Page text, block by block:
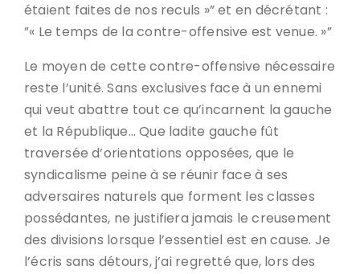
étaient faites de nos reculs »” et en décrétant :
”« Le temps de la contre-offensive est venue. »”
Le moyen de cette contre-offensive nécessaire
reste l’unité. Sans exclusives face à un ennemi
qui veut abattre tout ce qu’incarnent la gauche
et la République… Que ladite gauche fût
traversée d’orientations opposées, que le
syndicalisme peine à se réunir face à ses
adversaires naturels que forment les classes
possédantes, ne justifiera jamais le creusement
des divisions lorsque l’essentiel est en cause. Je
l’écris sans détours, j’ai regretté que, lors des